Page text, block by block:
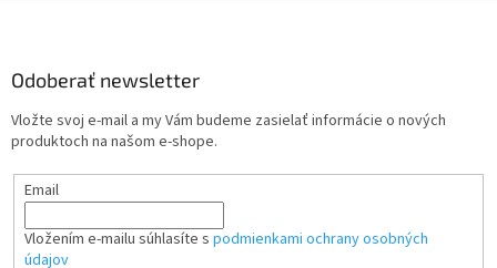
Odoberať newsletter
Vložte svoj e-mail a my Vám budeme zasielať informácie o nových
produktoch na našom e-shope.
Email
Vložením e-mailu súhlasíte s podmienkami ochrany osobných
údajov